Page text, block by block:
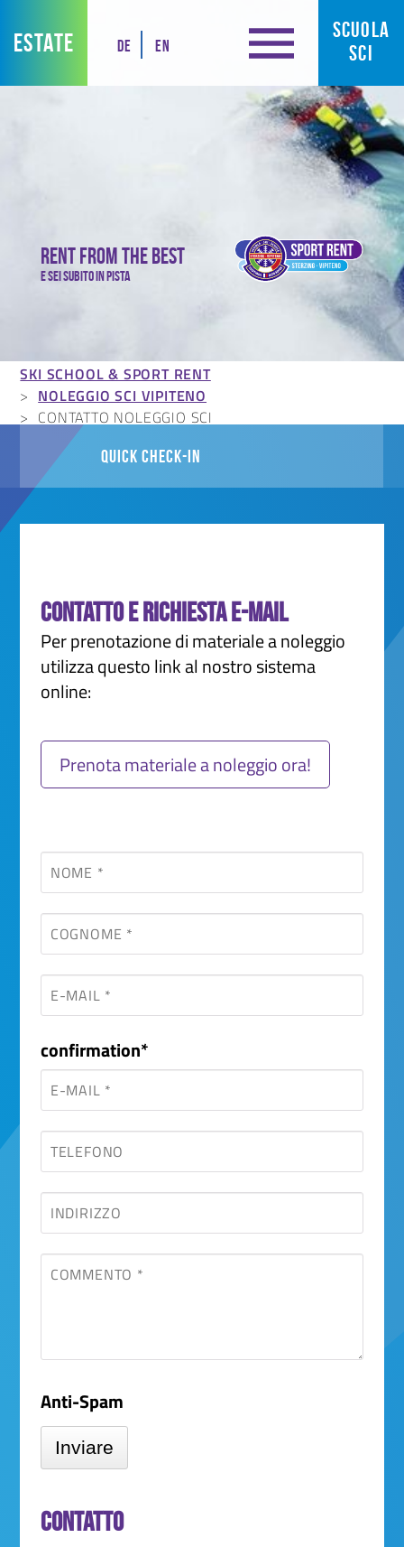
ESTATE DE EN
SCUOLA
SCI
Rent from the best
E sei subito in pista
SKI SCHOOL & SPORT RENT
NOLEGGIO SCI VIPITENO
CONTATTO NOLEGGIO SCI
QUICK CHECK-IN
Contatto e richiesta e-mail
Per prenotazione di materiale a noleggio
utilizza questo link al nostro sistema
online:
Prenota materiale a noleggio ora!
Campo
obbligatorio
confirmation*
Anti-Spam
Inviare
Contatto